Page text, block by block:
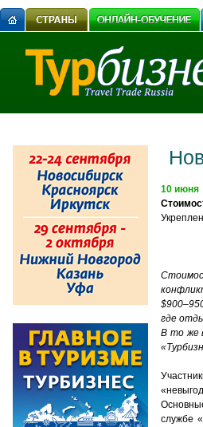
10 июня
где
В то же
службе